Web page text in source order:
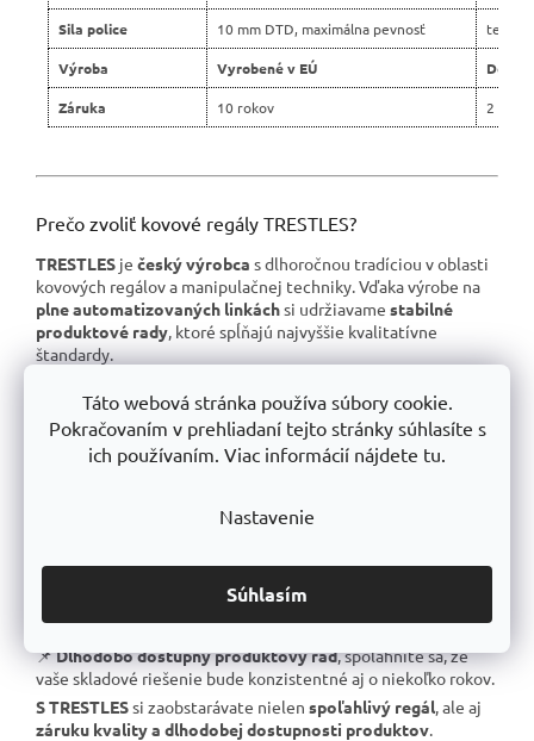
Táto webová stránka používa súbory cookie.
Pokračovaním v prehliadaní tejto stránky súhlasíte s
ich používaním. Viac informácií nájdete tu.
Nastavenie
Súhlasím
Sila police 10 mm DTD, maximálna pevnosť tenšie
Výroba Vyrobené v EÚ Dovoz
Záruka 10 rokov 2 roky
Prečo zvoliť kovové regály TRESTLES?
TRESTLES je český výrobca s dlhoročnou tradíciou v oblasti
kovových regálov a manipulačnej techniky. Vďaka výrobe na
plne automatizovaných linkáchsi udržiavame stabilné
produktové rady , ktoré spĺňajú najvyššie kvalitatívne
štandardy.
Skvelá stabilita, pevná oceľová konštrukcia testovaná na
extrémne zaťaženie.
Garantovaná nosnosť, každý regál je certifikovaný na
uvedené zaťaženie.
prispôsobenie výšky políc.
spracovanie za férovú cenu.
Podpora českej výroby, investujeme do lokálnej
produkcie a technologického pokroku.
📌Dlhodobo dostupný produktový rad, spoľahnite sa, že
vaše skladové riešenie bude konzistentné aj o niekoľko rokov.
S TRESTLESsi zaobstarávate nielen spoľahlivý regál , ale aj
záruku kvality a dlhodobej dostupnosti produktov